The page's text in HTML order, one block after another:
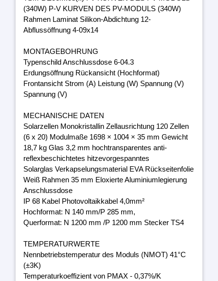
(340W) P-V KURVEN DES PV-MODULS (340W)
Rahmen Laminat Silikon-Abdichtung 12-
Abflussöffnung 4-09x14
MONTAGEBOHRUNG
Typenschild Anschlussdose 6-04.3
Erdungsöffnung Rückansicht (Hochformat)
Frontansicht Strom (A) Leistung (W) Spannung (V)
Spannung (V)
MECHANISCHE DATEN
Solarzellen Monokristallin Zellausrichtung 120 Zellen
(6 x 20) Modulmaße 1698 × 1004 × 35 mm Gewicht
18,7 kg Glas 3,2 mm hochtransparentes anti-
reflexbeschichtetes hitzevorgespanntes
Solarglas Verkapselungsmaterial EVA Rückseitenfolie
Weiß Rahmen 35 mm Eloxierte Aluminiumlegierung
Anschlussdose
IP 68 Kabel Photovoltaikkabel 4,0mm²
Hochformat: N 140 mm/P 285 mm,
Querformat: N 1200 mm /P 1200 mm Stecker TS4
TEMPERATURWERTE
Nennbetriebstemperatur des Moduls (NMOT) 41°C
(±3K)
Temperaturkoeffizient von PMAX - 0,37%/K